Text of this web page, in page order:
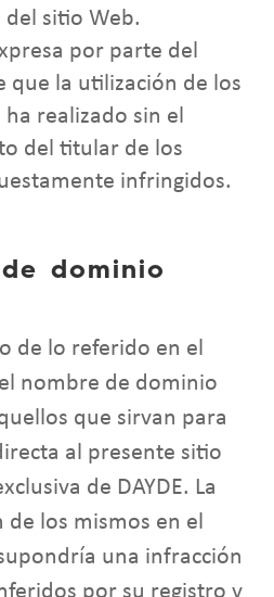
sitio Web.
por parte del
que la utilización de los
realizado sin el
del titular de los
infringidos.
dominio
de lo referido en el
nombre de dominio
que sirvan para
al presente sitio
de DAYDE. La
los mismos en el
una infracción